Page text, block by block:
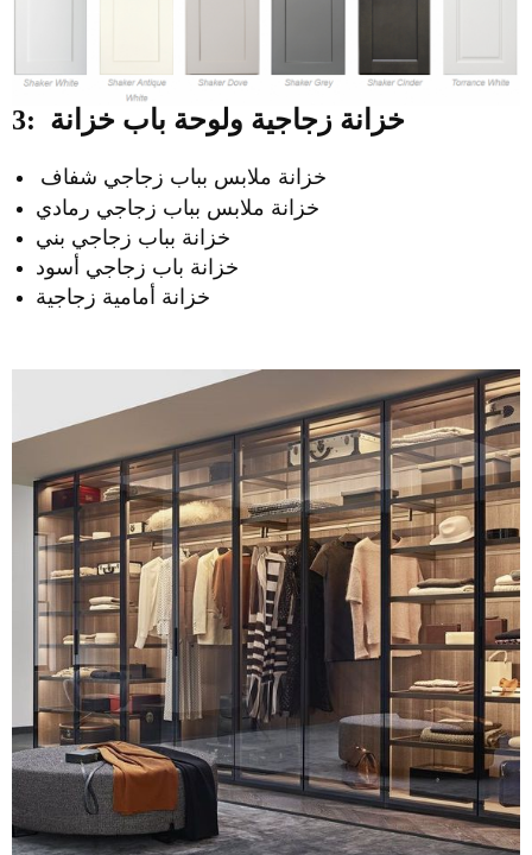
3: خزانة زجاجية ولوحة باب خزانة
خزانة ملابس بباب زجاجي شفاف
خزانة ملابس بباب زجاجي رمادي
خزانة بباب زجاجي بني
خزانة باب زجاجي أسود
خزانة أمامية زجاجية